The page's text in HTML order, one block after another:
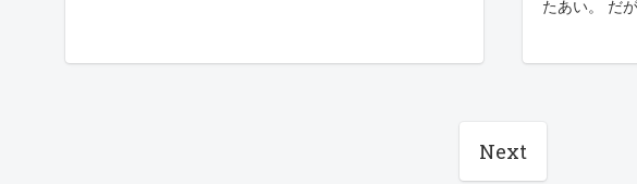
たあい。 だ
Next